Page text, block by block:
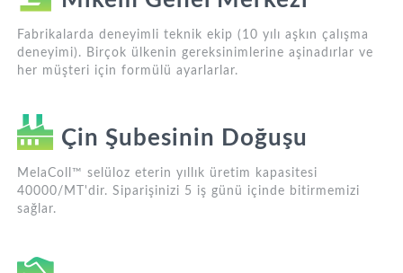
Fabrikalarda deneyimli teknik ekip (10 yılı aşkın çalışma
deneyimi). Birçok ülkenin gereksinimlerine aşinadırlar ve
her müşteri için formülü ayarlarlar.
Çin Şubesinin Doğuşu
MelaColl™ selüloz eterin yıllık üretim kapasitesi
40000/MT'dir. Siparişinizi 5 iş günü içinde bitirmemizi
sağlar.